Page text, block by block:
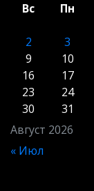
Август 2026
Вс Пн
2
3
9
10
16
17
23
24
30
31
« Июл